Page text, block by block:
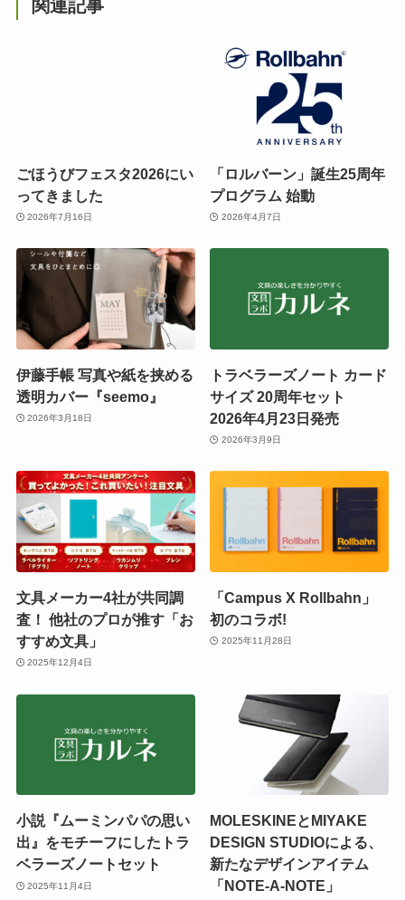
関連記事
ごほうびフェスタ2026にい
ってきました
2026年7月16日
「ロルバーン」誕生25周年
プログラム 始動
2026年4月7日
伊藤手帳 写真や紙を挟める
透明カバー『seemo』
2026年3月18日
トラベラーズノート カード
サイズ 20周年セット
2026年4月23日発売
2026年3月9日
文具メーカー4社が共同調
査！ 他社のプロが推す「お
すすめ文具」
2025年12月4日
「Campus X Rollbahn」
初のコラボ!
2025年11月28日
小説『ムーミンパパの思い
出』をモチーフにしたトラ
ベラーズノートセット
2025年11月4日
MOLESKINEとMIYAKE
DESIGN STUDIOによる、
新たなデザインアイテム
「NOTE-A-NOTE」